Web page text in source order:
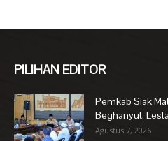
PILIHAN EDITOR
Pemkab Siak
Beghanyut,
Agustus 7, 2026